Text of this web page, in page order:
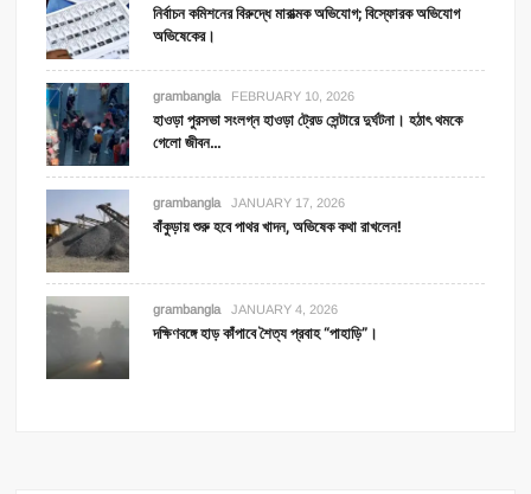
নির্বাচন কমিশনের বিরুদ্ধে মারাত্মক অভিযোগ; বিস্ফোরক অভিযোগ
অভিষেকের।
grambangla FEBRUARY 10, 2026
হাওড়া পুরসভা সংলগ্ন হাওড়া ট্রেড সেন্টারে দুর্ঘটনা। হঠাৎ থমকে
গেলো জীবন…
grambangla JANUARY 17, 2026
বাঁকুড়ায় শুরু হবে পাথর খাদন, অভিষেক কথা রাখলেন!
grambangla JANUARY 4, 2026
দক্ষিণবঙ্গে হাড় কাঁপাবে শৈত্য প্রবাহ “পাহাড়ি”।